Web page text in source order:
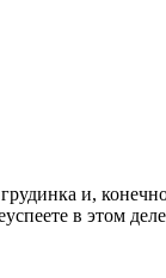
и,
в этом